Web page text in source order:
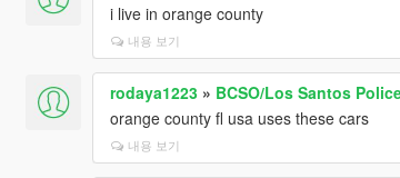
i live in orange county
내용 보기
rodaya1223» BCSO/Los Santos
orange county fl usa uses these cars
내용 보기